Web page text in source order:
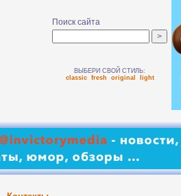
Поиск сайта
ВЫБЕРИ СВОЙ СТИЛЬ:
classic
fresh original light